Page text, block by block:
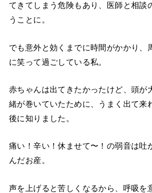
てきてしまう危険もあり、医師と相談
うことに。
でも意外と効くまでに時間がかかり、
に笑って過ごしている私。
赤ちゃんは出てきたかったけど、頭が
緒が巻いていたために、うまく出て来
後に知りました。
痛い！辛い！休ませて〜！の弱音は吐
んだお産。
声を上げると苦しくなるから、呼吸を